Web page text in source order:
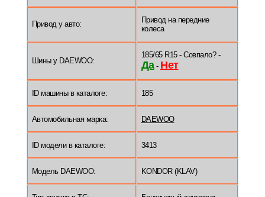
Привод у авто:
Привод на передние
колеса
Шины у DAEWOO:
185/65 R15 - Совпало? -
Да- Нет
ID машины в каталоге: 185
Автомобильная марка: DAEWOO
ID модели в каталоге: 3413
Модель DAEWOO: KONDOR (KLAV)